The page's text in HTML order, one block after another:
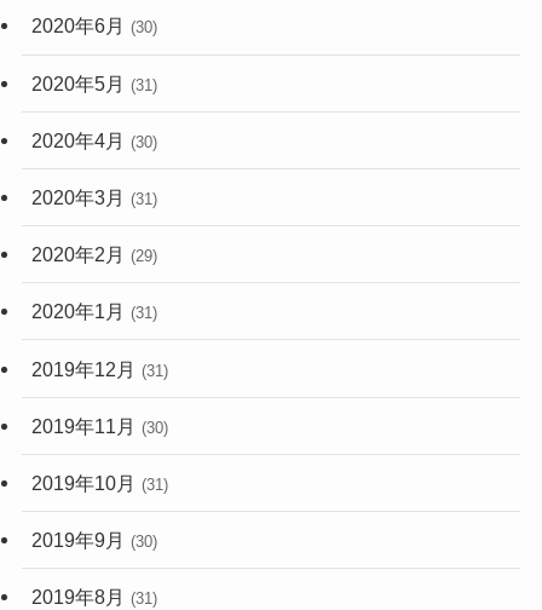
2020年6月 (30)
2020年5月 (31)
2020年4月 (30)
2020年3月 (31)
2020年2月 (29)
2020年1月 (31)
2019年12月 (31)
2019年11月 (30)
2019年10月 (31)
2019年9月 (30)
2019年8月 (31)